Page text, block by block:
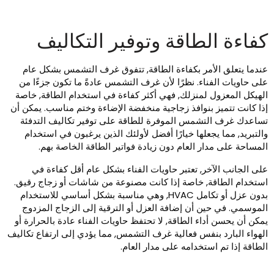
الطاقة وتوفير التكاليف
يتعلق الأمر بكفاءة الطاقة, تتفوق غرف التشمس بشكل عام
حاويات الفناء. نظرًا لأن غرف التشمس عادةً ما تكون جزءًا من
المعزول لمنزلك, فهي أكثر كفاءة في استخدام الطاقة, خاصة
كانت تتميز بنوافذ زجاجية منخفضة الإضاءة وختم مناسب. يمكن أن
غرف التشمس الموفرة للطاقة على توفير تكاليف التدفئة
مما يجعلها خيارًا أفضل لأولئك الذين يرغبون في استخدام
على مدار العام دون زيادة فواتير الطاقة الخاصة بهم.
الجانب الآخر, تعتبر حاويات الفناء بشكل عام أقل كفاءة في
الطاقة, خاصة إذا كانت مصنوعة من شاشات أو زجاج رقيق.
بدون عزل أو تكامل HVAC, وهي مناسبة بشكل أساسي للاستخدام
في حين أن إضافة العزل أو الترقية إلى الزجاج المزدوج
أن يحسن أداء الطاقة, لا تحتفظ حاويات الفناء عادة بالحرارة أو
البارد بنفس فعالية غرف التشمس, مما يؤدي إلى ارتفاع تكاليف
إذا تم استخدامه على مدار العام.